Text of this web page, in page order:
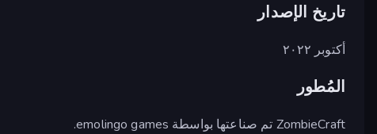
تاريخ الإصدار
أكتوبر ٢٠٢٢
المُطور
ZombieCraft تم صناعتها بواسطة emolingo games.